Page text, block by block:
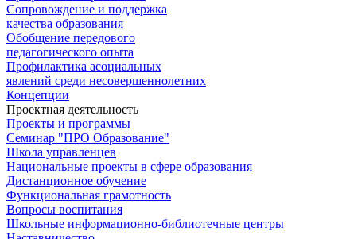
Сопровождение и поддержка
качества образования
Обобщение передового
педагогического опыта
Профилактика асоциальных
явлений среди несовершеннолетних
Концепции
Проектная деятельность
Проекты и программы
Семинар "ПРО Образование"
Школа управленцев
Национальные проекты в сфере образования
Дистанционное обучение
Функциональная грамотность
Вопросы воспитания
Школьные информационно-библиотечные центры